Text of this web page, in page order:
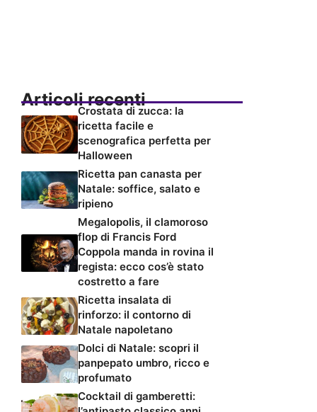
Articoli recenti
Crostata di zucca: la
ricetta facile e
scenografica perfetta per
Halloween
Ricetta pan canasta per
Natale: soffice, salato e
ripieno
Megalopolis, il clamoroso
flop di Francis Ford
Coppola manda in rovina il
regista: ecco cos’è stato
costretto a fare
Ricetta insalata di
rinforzo: il contorno di
Natale napoletano
Dolci di Natale: scopri il
panpepato umbro, ricco e
profumato
Cocktail di gamberetti: